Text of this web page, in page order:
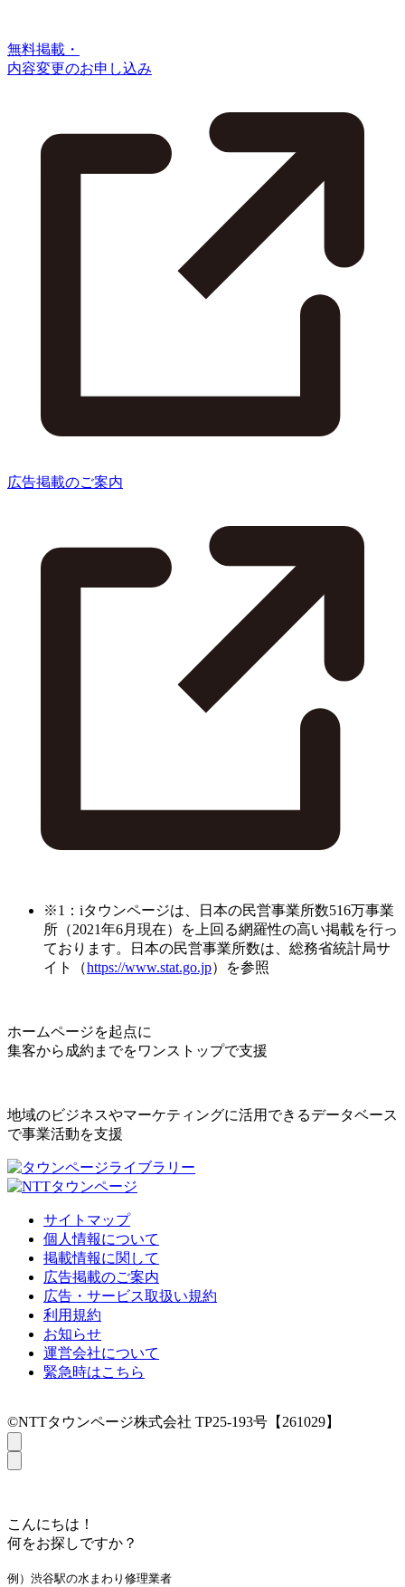
無料掲載・
内容変更のお申し込み
広告掲載のご案内
※1：iタウンページは、日本の民営事業所数516万事業
所（2021年6月現在）を上回る網羅性の高い掲載を行っ
ております。日本の民営事業所数は、総務省統計局サ
イト（https://www.stat.go.jp）を参照
ホームページを起点に
集客から成約までをワンストップで支援
地域のビジネスやマーケティングに活用できるデータベース
で事業活動を支援
サイトマップ
個人情報について
掲載情報に関して
広告掲載のご案内
広告・サービス取扱い規約
利用規約
お知らせ
運営会社について
緊急時はこちら
©NTTタウンページ株式会社 TP25-193号【261029】
こんにちは！
何をお探しですか？
例）渋谷駅の水まわり修理業者